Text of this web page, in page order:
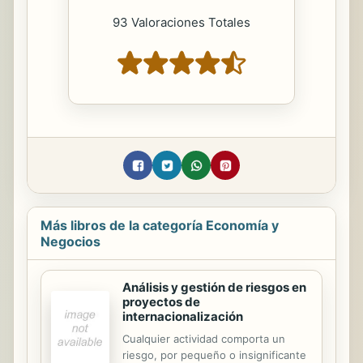
93 Valoraciones Totales
Más libros de la categoría Economía y
Negocios
Análisis y gestión de riesgos en
proyectos de
internacionalización
Cualquier actividad comporta un
riesgo, por pequeño o insignificante